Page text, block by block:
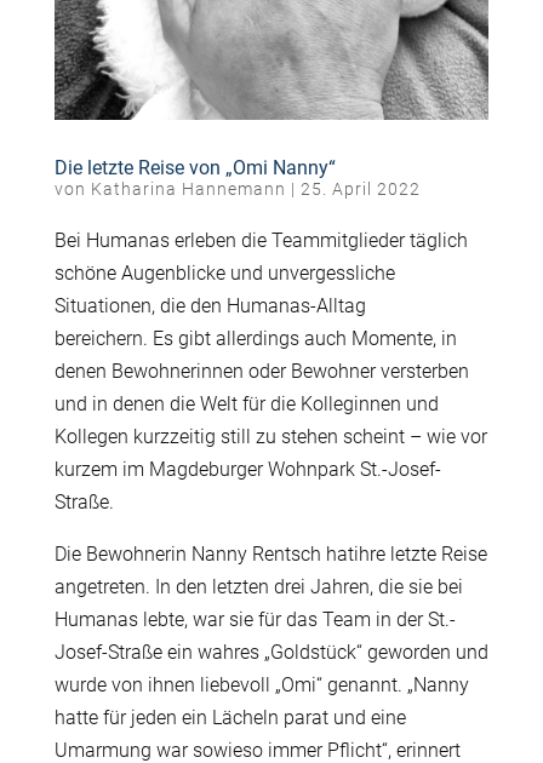
Die letzte Reise von „Omi Nanny“
von Katharina Hannemann | 25. April 2022
Bei Humanas erleben die Teammitglieder täglich
schöne Augenblicke und unvergessliche
Situationen, die den Humanas-Alltag
bereichern. Es gibt allerdings auch Momente, in
denen Bewohnerinnen oder Bewohner versterben
und in denen die Welt für die Kolleginnen und
Kollegen kurzzeitig still zu stehen scheint – wie vor
kurzem im Magdeburger Wohnpark St.-Josef-
Straße.
Die Bewohnerin Nanny Rentsch hatihre letzte Reise
angetreten. In den letzten drei Jahren, die sie bei
Humanas lebte, war sie für das Team in der St.-
Josef-Straße ein wahres „Goldstück“ geworden und
wurde von ihnen liebevoll „Omi“ genannt. „Nanny
hatte für jeden ein Lächeln parat und eine
Umarmung war sowieso immer Pflicht“, erinnert